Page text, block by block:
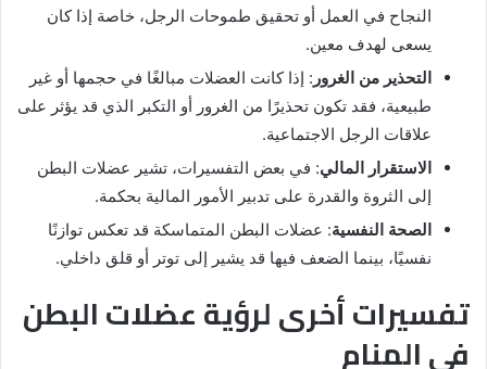
النجاح في العمل أو تحقيق طموحات الرجل، خاصة إذا كان
يسعى لهدف معين.
التحذير من الغرور : إذا كانت العضلات مبالغًا في حجمها أو غير
طبيعية، فقد تكون تحذيرًا من الغرور أو التكبر الذي قد يؤثر على
علاقات الرجل الاجتماعية.
الاستقرار المالي: في بعض التفسيرات، تشير عضلات البطن
إلى الثروة والقدرة على تدبير الأمور المالية بحكمة.
الصحة النفسية: عضلات البطن المتماسكة قد تعكس توازنًا
نفسيًا، بينما الضعف فيها قد يشير إلى توتر أو قلق داخلي.
تفسيرات أخرى لرؤية عضلات البطن
في المنام